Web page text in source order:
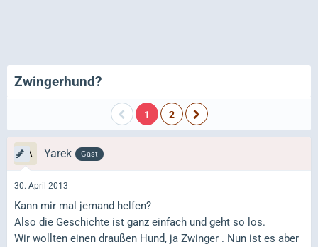
Zwingerhund?
1 2
Yarek Gast
30. April 2013
Kann mir mal jemand helfen?
Also die Geschichte ist ganz einfach und geht so los.
Wir wollten einen draußen Hund, ja Zwinger . Nun ist es aber